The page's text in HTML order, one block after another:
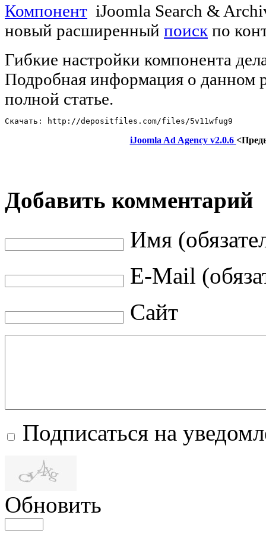
Компонент iJoomla Search &
новый расширенный поиск по
Гибкие настройки компонента
Подробная информация о данном
полной статье.
Скачать: http://depositfiles.com/files/5v11wfug9
iJoomla Ad Agency v2.0.6
Добавить комментарий
Имя
E-Mail
Сайт
Подписаться на
Обновить